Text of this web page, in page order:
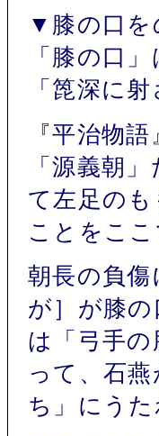
▼膝の口を
「膝の口
「箆深に
『平治物
「源義朝
て左足の
ことをここ
朝長の負
が］が膝
は「弓手
って、石
ち」にう